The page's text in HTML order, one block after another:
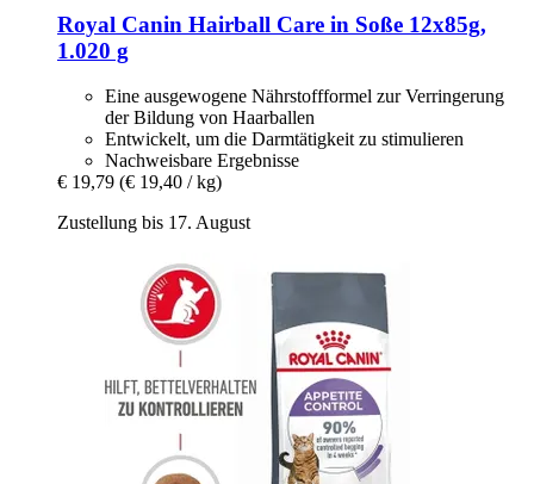
Royal Canin Hairball Care in Soße 12x85g,
1.020 g
Eine ausgewogene Nährstoffformel zur Verringerung
der Bildung von Haarballen
Entwickelt, um die Darmtätigkeit zu stimulieren
Nachweisbare Ergebnisse
€ 19,79 (€ 19,40 / kg)
Zustellung bis 17. August